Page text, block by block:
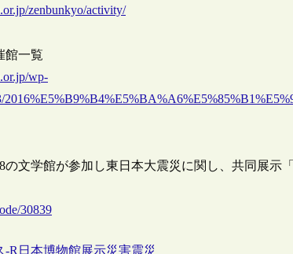
zenbunkyo/activity/
館一覧
wp-
の文学館が参加し東日本大震災に関し、共同展
30839
-R 日本博物館展示災害震災